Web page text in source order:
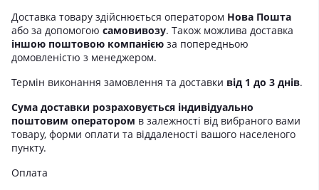
Доставка товару здійснюється оператором Нова Пошта
або за допомогою самовивозу. Також можлива доставка
іншою поштовою компанією за попередньою
домовленістю з менеджером.
Термін виконання замовлення та доставки від 1 до 3 днів.
Сума доставки розраховується індивідуально
поштовим оператором в залежності від вибраного вами
товару, форми оплати та віддаленості вашого населеного
пункту.
Оплата